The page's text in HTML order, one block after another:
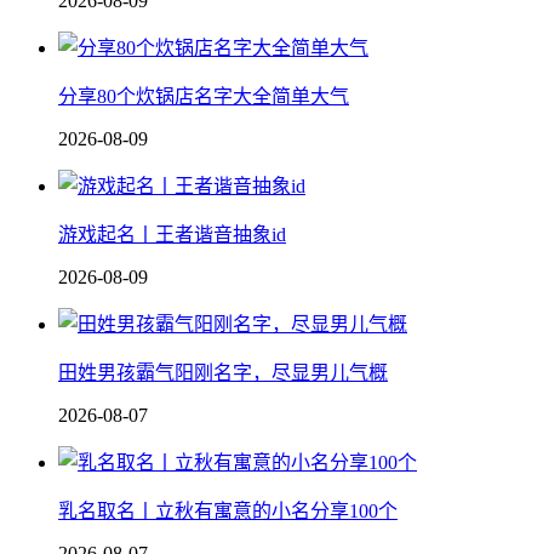
分享80个炊锅店名字大全简单大气
2026-08-09
游戏起名丨王者谐音抽象id
2026-08-09
田姓男孩霸气阳刚名字，尽显男儿气概
2026-08-07
乳名取名丨立秋有寓意的小名分享100个